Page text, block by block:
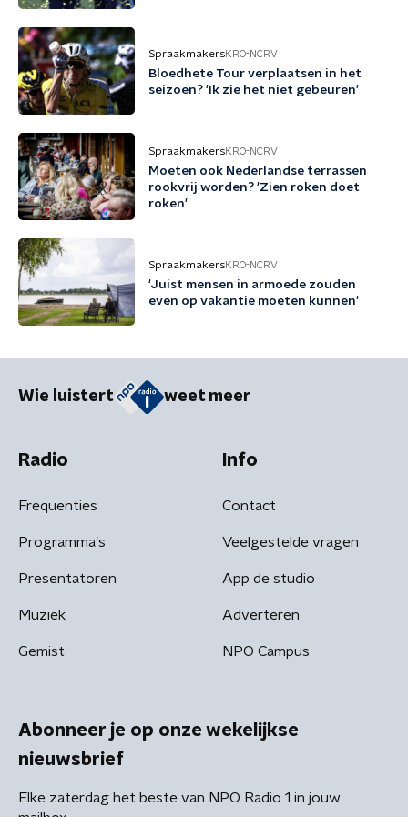
SpraakmakersKRO-NCRV
Bloedhete Tour verplaatsen in het
seizoen? 'Ik zie het niet gebeuren'
SpraakmakersKRO-NCRV
Moeten ook Nederlandse terrassen
rookvrij worden? 'Zien roken doet
roken'
SpraakmakersKRO-NCRV
'Juist mensen in armoede zouden
even op vakantie moeten kunnen'
Wie luistert weet meer
Radio
Frequenties
Programma's
Presentatoren
Muziek
Gemist
Info
Contact
Veelgestelde vragen
App de studio
Adverteren
NPO Campus
Abonneer je op onze wekelijkse
nieuwsbrief
Elke zaterdag het beste van NPO Radio 1 in jouw